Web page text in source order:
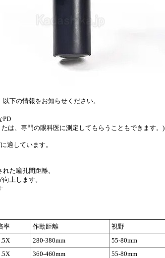
下の情報をお知らせください。
PD
は、専門の眼科医に測定してもらうこともできます。)
適しています。
た瞳孔間距離。
上します。
率 作動距離 視野
280-380mm 55-80mm
360-460mm 55-80mm